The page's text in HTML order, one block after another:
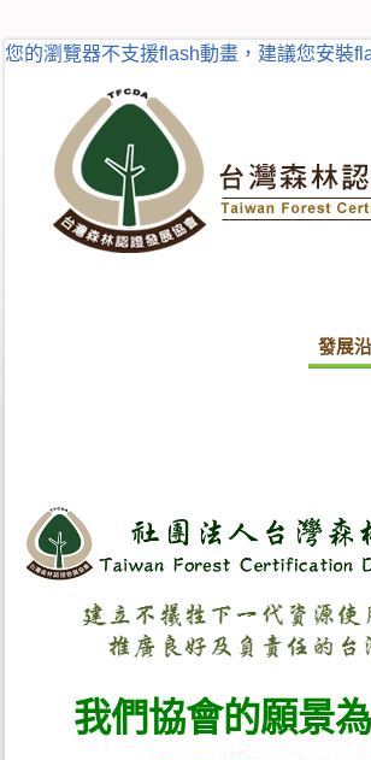
您的瀏覽器不支援flash動畫，建議您安裝
發展
我們協會的願景